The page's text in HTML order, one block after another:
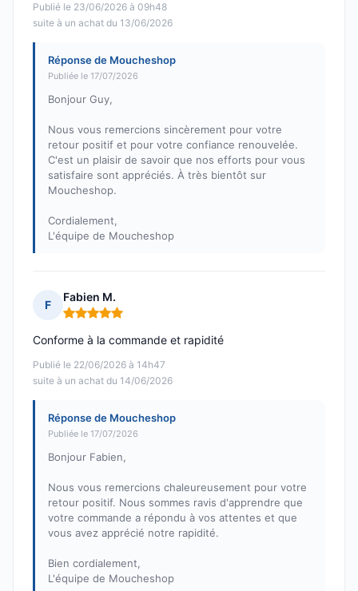
Publié le 23/06/2026 à 09h48
suite à un achat du 13/06/2026
Réponse de Moucheshop
Publiée le 17/07/2026
Bonjour Guy,
Nous vous remercions sincèrement pour votre
retour positif et pour votre confiance renouvelée.
C'est un plaisir de savoir que nos efforts pour vous
satisfaire sont appréciés. À très bientôt sur
Moucheshop.
Cordialement,
L'équipe de Moucheshop
F
Fabien M.
Note : 5 sur 5
Publié le 22/06/2026 à 14h47
suite à un achat du 14/06/2026
Conforme à la commande et rapidité
Réponse de Moucheshop
Publiée le 17/07/2026
Bonjour Fabien,
Nous vous remercions chaleureusement pour votre
retour positif. Nous sommes ravis d'apprendre que
votre commande a répondu à vos attentes et que
vous avez apprécié notre rapidité.
Bien cordialement,
L'équipe de Moucheshop